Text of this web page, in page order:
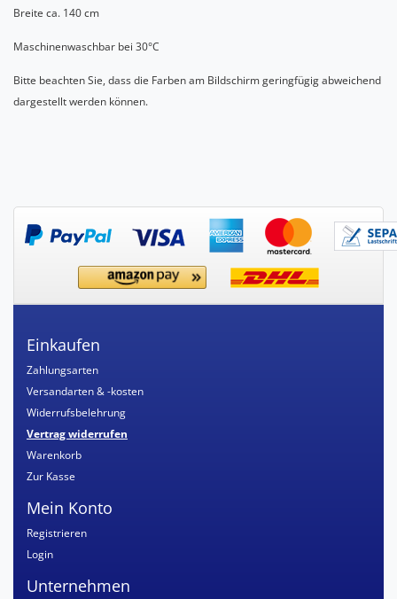
Breite ca. 140 cm
Maschinenwaschbar bei 30°C
Bitte beachten Sie, dass die Farben am Bildschirm geringfügig abweichend
dargestellt werden können.
Einkaufen
Zahlungsarten
Versandarten & -kosten
Widerrufsbelehrung
Vertrag widerrufen
Warenkorb
Zur Kasse
Mein Konto
Registrieren
Login
Unternehmen